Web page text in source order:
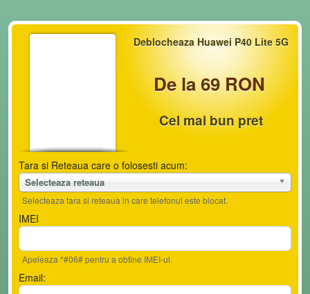
Deblocheaza Huawei P40 Lite 5G
De la 69 RON
Cel mai bun pret
Tara si Reteaua care o folosesti acum:
Selecteaza reteaua
Selecteaza tara si reteaua in care telefonul este blocat.
IMEI
Apeleaza *#06# pentru a obtine IMEI-ul.
Email: